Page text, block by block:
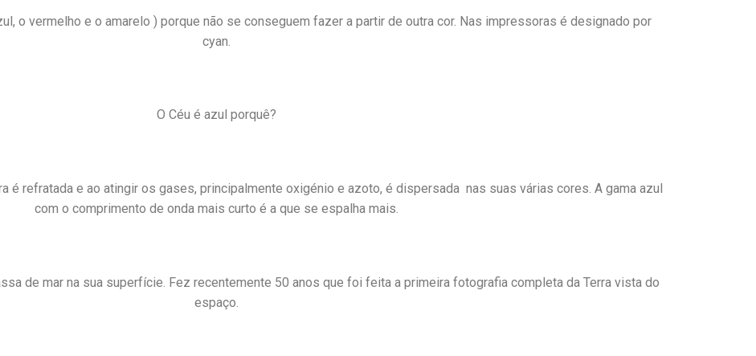
o vermelho e o amarelo ) porque não se conseguem fazer a partir de outra cor. Nas impressoras é designado por
cyan.
O Céu é azul porquê?
é refratada e ao atingir os gases, principalmente oxigénio e azoto, é dispersada nas suas várias cores. A gama azul
com o comprimento de onda mais curto é a que se espalha mais.
de mar na sua superfície. Fez recentemente 50 anos que foi feita a primeira fotografia completa da Terra vista do
espaço.